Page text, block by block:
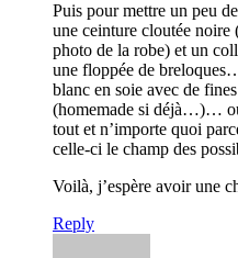
Puis pour mettre un peu
une ceinture cloutée noire
photo de la robe) et un
une floppée de
blanc en soie avec de
(homemade si déjà…)…
tout et n’importe quoi
celle-ci le champ des
Voilà, j’espère avoir une
Reply